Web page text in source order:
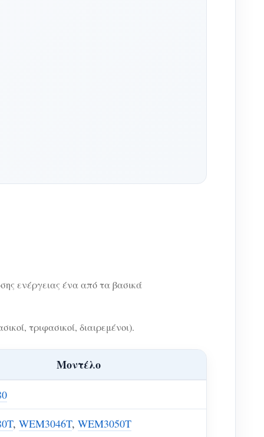
ενέργειας ένα από τα βασικά
τριφασικοί, διαιρεμένοι).
Μοντέλο
, WEM3046T, WEM3050T